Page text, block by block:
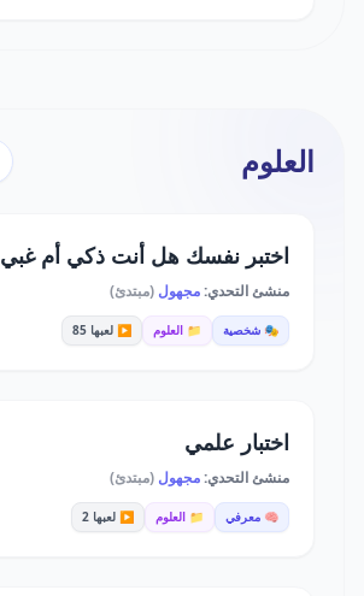
العلوم
اختبر نفسك هل أنت ذكي أم غبي
منشئ التحدي:مجهول (مبتدئ)
🎭 شخصية 📁 العلوم ▶️ لعبها 85
اختبار علمي
منشئ التحدي:مجهول (مبتدئ)
🧠 معرفي 📁 العلوم ▶️ لعبها 2